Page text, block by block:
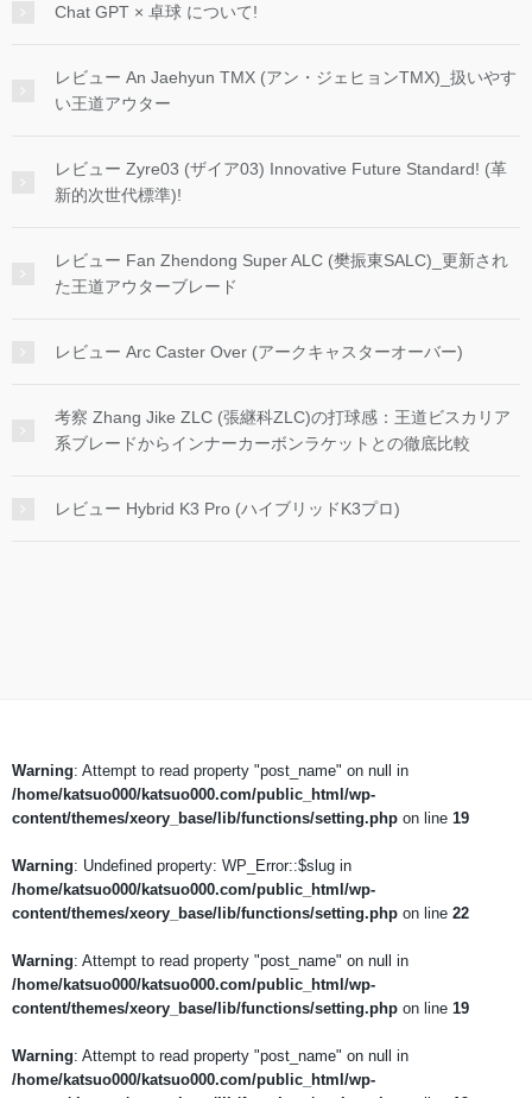
Chat GPT × 卓球 について!
レビュー An Jaehyun TMX (アン・ジェヒョンTMX)_扱いやす
い王道アウター
レビュー Zyre03 (ザイア03) Innovative Future Standard! (革
新的次世代標準)!
レビュー Fan Zhendong Super ALC (樊振東SALC)_更新され
た王道アウターブレード
レビュー Arc Caster Over (アークキャスターオーバー)
考察 Zhang Jike ZLC (張継科ZLC)の打球感：王道ビスカリア
系ブレードからインナーカーボンラケットとの徹底比較
レビュー Hybrid K3 Pro (ハイブリッドK3プロ)
Warning: Attempt to read property "post_name" on null in
/home/katsuo000/katsuo000.com/public_html/wp-
content/themes/xeory_base/lib/functions/setting.php on line 19
Warning: Undefined property: WP_Error::$slug in
/home/katsuo000/katsuo000.com/public_html/wp-
content/themes/xeory_base/lib/functions/setting.php on line 22
Warning: Attempt to read property "post_name" on null in
/home/katsuo000/katsuo000.com/public_html/wp-
content/themes/xeory_base/lib/functions/setting.php on line 19
Warning: Attempt to read property "post_name" on null in
/home/katsuo000/katsuo000.com/public_html/wp-